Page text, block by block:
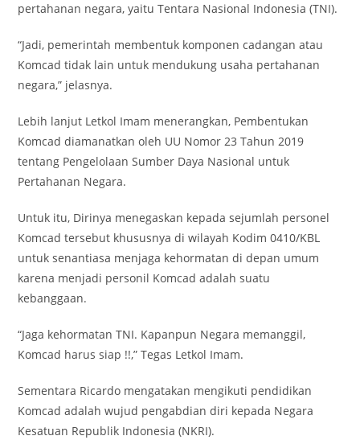
pertahanan negara, yaitu Tentara Nasional Indonesia (TNI).
“Jadi, pemerintah membentuk komponen cadangan atau
Komcad tidak lain untuk mendukung usaha pertahanan
negara,” jelasnya.
Lebih lanjut Letkol Imam menerangkan, Pembentukan
Komcad diamanatkan oleh UU Nomor 23 Tahun 2019
tentang Pengelolaan Sumber Daya Nasional untuk
Pertahanan Negara.
Untuk itu, Dirinya menegaskan kepada sejumlah personel
Komcad tersebut khususnya di wilayah Kodim 0410/KBL
untuk senantiasa menjaga kehormatan di depan umum
karena menjadi personil Komcad adalah suatu
kebanggaan.
“Jaga kehormatan TNI. Kapanpun Negara memanggil,
Komcad harus siap !!,” Tegas Letkol Imam.
Sementara Ricardo mengatakan mengikuti pendidikan
Komcad adalah wujud pengabdian diri kepada Negara
Kesatuan Republik Indonesia (NKRI).